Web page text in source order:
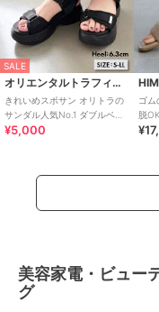
SALE
オリエンタルトラフィック
きれいめスポサン オリトラの
サンダル人気No.1 ダブルベル
ト スポーツサンダル /42207
¥5,000
ゴム
脱
美容家電・ビュー
グ